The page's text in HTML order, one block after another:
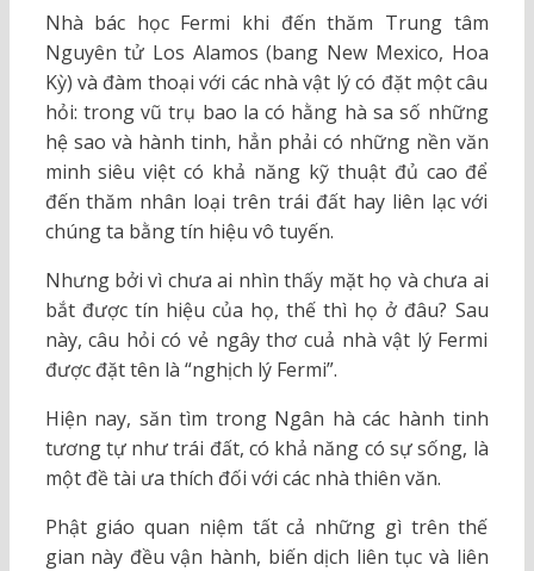
Nhà bác học Fermi khi đến thăm Trung tâm
Nguyên tử Los Alamos (bang New Mexico, Hoa
Kỳ) và đàm thoại với các nhà vật lý có đặt một câu
hỏi: trong vũ trụ bao la có hằng hà sa số những
hệ sao và hành tinh, hẳn phải có những nền văn
minh siêu việt có khả năng kỹ thuật đủ cao để
đến thăm nhân loại trên trái đất hay liên lạc với
chúng ta bằng tín hiệu vô tuyến.
Nhưng bởi vì chưa ai nhìn thấy mặt họ và chưa ai
bắt được tín hiệu của họ, thế thì họ ở đâu? Sau
này, câu hỏi có vẻ ngây thơ cuả nhà vật lý Fermi
được đặt tên là “nghịch lý Fermi”.
Hiện nay, săn tìm trong Ngân hà các hành tinh
tương tự như trái đất, có khả năng có sự sống, là
một đề tài ưa thích đối với các nhà thiên văn.
Phật giáo quan niệm tất cả những gì trên thế
gian này đều vận hành, biến dịch liên tục và liên